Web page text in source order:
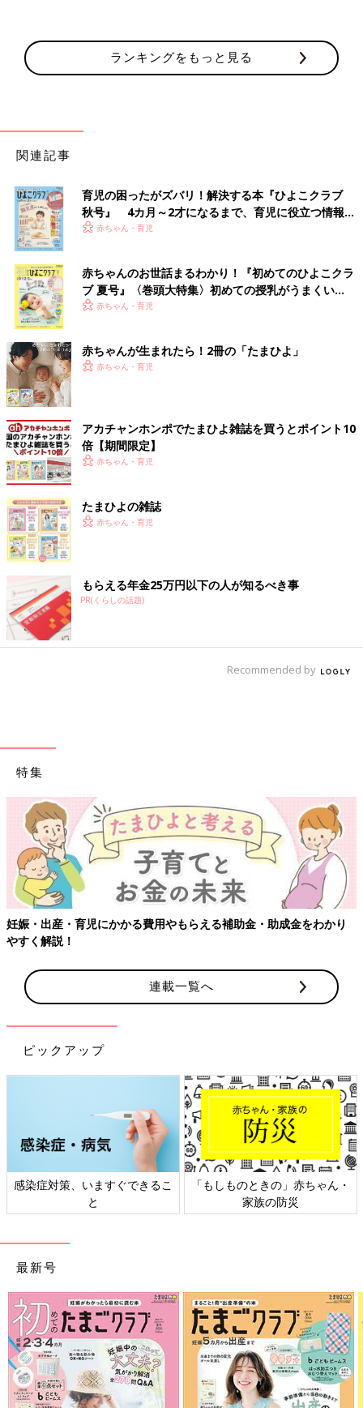
ランキングをもっと見る
関連記事
育児の困ったがズバリ！解決する本『ひよこクラブ
秋号』 4カ月～2才になるまで、育児に役立つ情報が
いっぱい！
赤ちゃん・育児
赤ちゃんのお世話まるわかり！『初めてのひよこクラ
ブ 夏号』〈巻頭大特集〉初めての授乳がうまくい
く！ おっぱい・ミルクの基本と夏のトラブル 解決テ
赤ちゃん・育児
赤ちゃんが生まれたら！2冊の「たまひよ」
赤ちゃん・育児
アカチャンホンポでたまひよ雑誌を買うとポイント10
倍【期間限定】
赤ちゃん・育児
たまひよの雑誌
赤ちゃん・育児
もらえる年金25万円以下の人が知るべき事
PR(くらしの話題)
Recommended by
特集
わかり 【ワクチン接種できるものも】妊婦の感染症対策、知っ
連載一覧へ
ピックアップ
ちゃん・
日本外来小児科学会リーフレッ
六星占術 細木かおり
最新号